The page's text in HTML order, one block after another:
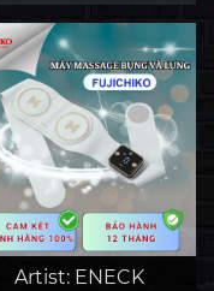
Artist: ENECK